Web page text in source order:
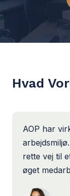
Hvad
AOP har
rette vej til
øget